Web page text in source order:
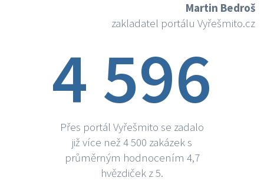
Martin Bedroš
zakladatel portálu Vyřešmito.cz
4 596
Přes portál Vyřešmito se zadalo
již více než 4 500 zakázek s
průměrným hodnocením 4,7
hvězdiček z 5.